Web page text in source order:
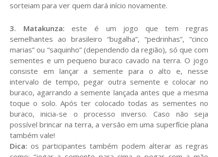
sorteiam para ver quem dará início novamente.
3. Matakunza: este é um jogo que tem regras
semelhantes ao brasileiro “bugalha”, “pedrinhas”, “cinco
marias” ou “saquinho” (dependendo da região), só que com
sementes e um pequeno buraco cavado na terra. O jogo
consiste em lançar a semente para o alto e, nesse
intervalo de tempo, pegar outra semente e colocar no
buraco, agarrando a semente lançada antes que a mesma
toque o solo. Após ter colocado todas as sementes no
buraco, inicia-se o processo inverso. Caso não seja
possível brincar na terra, a versão em uma superfície plana
também vale!
Dica:os participantes também podem alterar as regras